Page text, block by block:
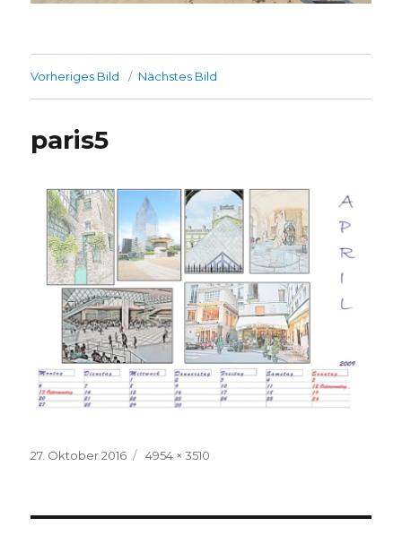
Vorheriges Bild Nächstes Bild
paris5
Veröffentlicht
27. Oktober 2016
Volle
4954 × 3510